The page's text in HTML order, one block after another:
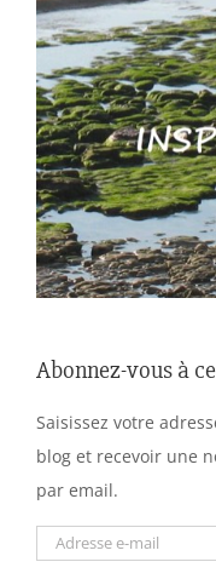
Abonnez-vous à
Saisissez votre
blog et recevoir une
par email.
Adresse